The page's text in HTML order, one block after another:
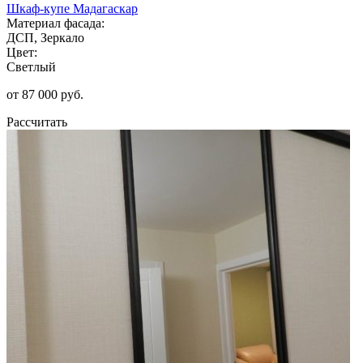
Шкаф-купе Мадагаскар
Материал фасада:
ДСП, Зеркало
Цвет:
Светлый
от 87 000 руб.
Рассчитать